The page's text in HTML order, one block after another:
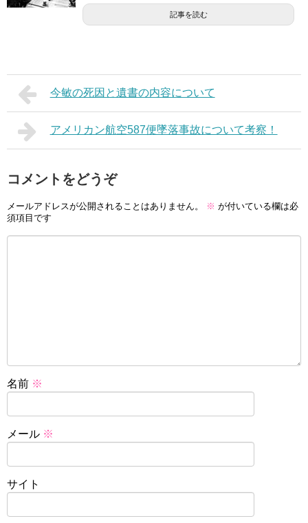
記事を読む
今敏の死因と遺書の内容について
アメリカン航空587便墜落事故について考察！
コメントをどうぞ
メールアドレスが公開されることはありません。 ※ が付いている欄は必
須項目です
名前 ※
メール ※
サイト